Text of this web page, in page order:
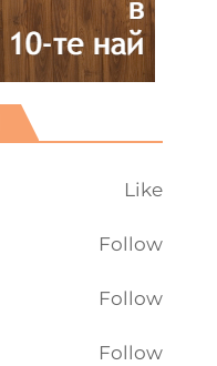
Like
Follow
Follow
Follow